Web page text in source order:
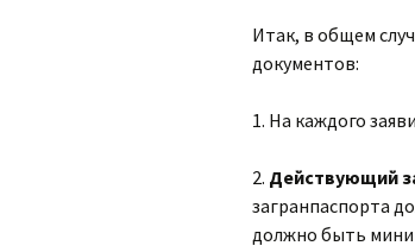
Итак, в общем
документов:
1. На каждого
2. Действующий
загранпаспорта
должно быть